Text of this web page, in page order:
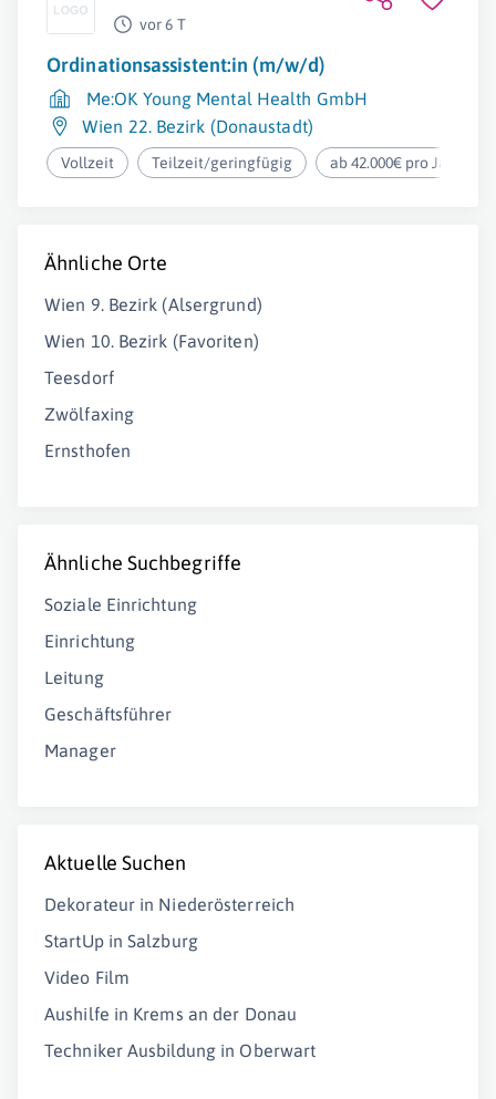
vor 6 T
Ordinationsassistent:in (m/w/d)
Me:OK Young Mental Health GmbH
Wien 22. Bezirk (Donaustadt)
Vollzeit Teilzeit/geringfügig ab 42.000€ pro Jahr
Ähnliche Orte
Wien 9. Bezirk (Alsergrund)
Wien 10. Bezirk (Favoriten)
Teesdorf
Zwölfaxing
Ernsthofen
Ähnliche Suchbegriffe
Soziale Einrichtung
Einrichtung
Leitung
Geschäftsführer
Manager
Aktuelle Suchen
Dekorateur in Niederösterreich
StartUp in Salzburg
Video Film
Aushilfe in Krems an der Donau
Techniker Ausbildung in Oberwart